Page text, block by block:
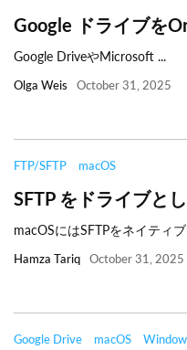
Google ドライブを
Google DriveやMicrosoft ...
Olga Weis October 31, 2025
FTP/SFTP macOS
SFTP をドライブと
macOSにはSFTPをネイティ
Hamza Tariq October 31, 2025
Google Drive macOS